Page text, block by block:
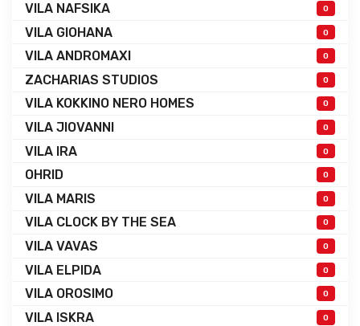
VILA NAFSIKA 0
VILA GIOHANA 0
VILA ANDROMAXI 0
ZACHARIAS STUDIOS 0
VILA KOKKINO NERO HOMES 0
VILA JIOVANNI 0
VILA IRA 0
OHRID 0
VILA MARIS 0
VILA CLOCK BY THE SEA 0
VILA VAVAS 0
VILA ELPIDA 0
VILA OROSIMO 0
VILA ISKRA 0